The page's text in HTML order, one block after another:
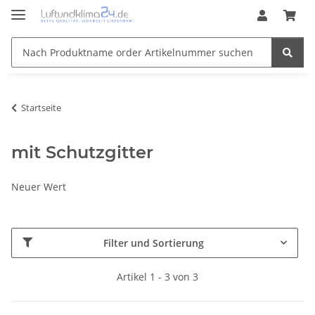
Startseite
mit Schutzgitter
Neuer Wert
Filter und Sortierung
Artikel 1 - 3 von 3